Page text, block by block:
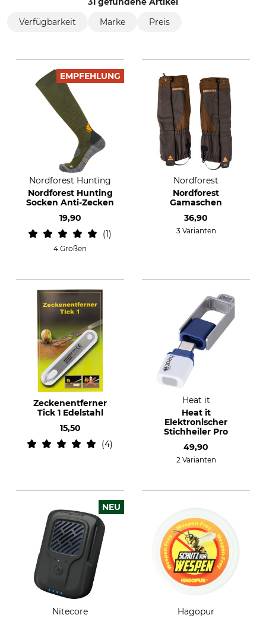
Verfügbarkeit Marke Preis
EMPFEHLUNG
Nordforest Hunting
Nordforest Hunting
Socken Anti-Zecken
19,90
1
4 Größen
Nordforest
Nordforest
Gamaschen
36,90
3 Varianten
Zeckenentferner
Tick 1 Edelstahl
15,50
4
Heat it
Heat it
Elektronischer
Stichheiler Pro
49,90
2 Varianten
NEU
Nitecore
Hagopur